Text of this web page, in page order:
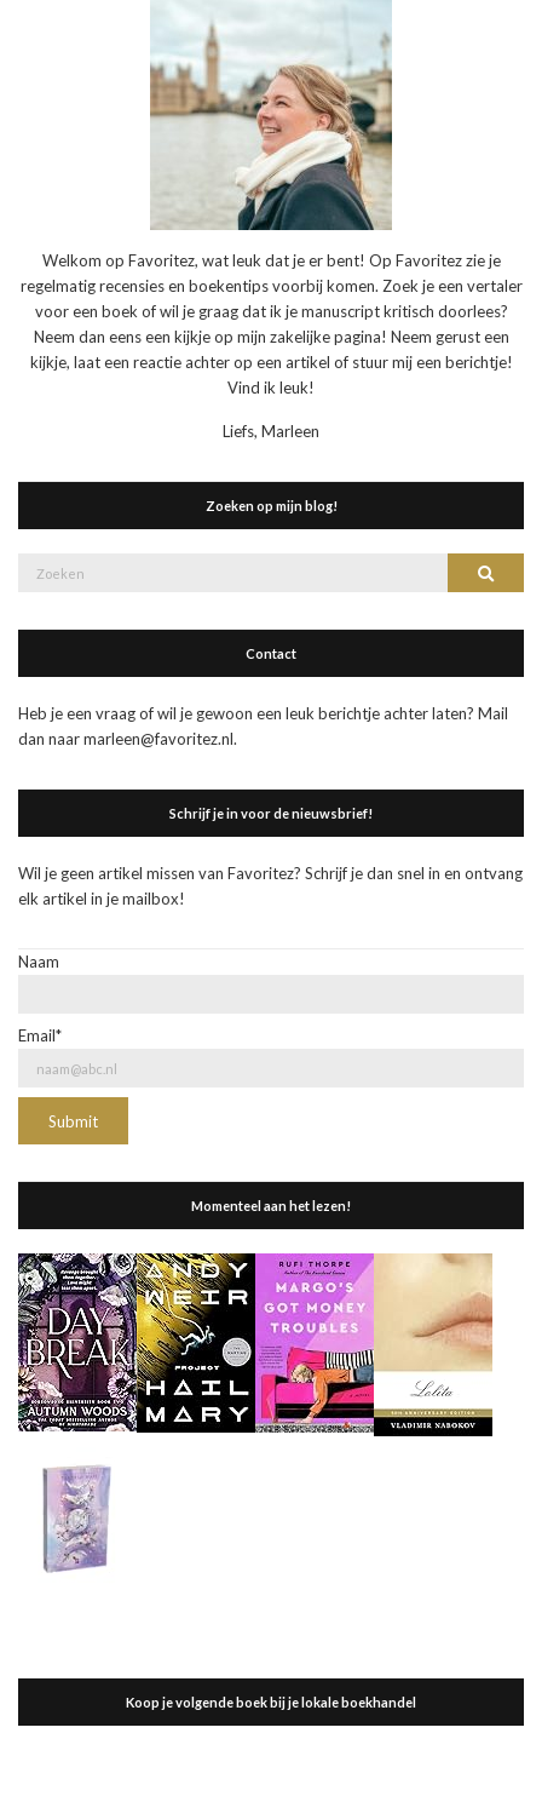
Welkom op Favoritez, wat leuk dat je er bent! Op Favoritez zie je
regelmatig recensies en boekentips voorbij komen. Zoek je een vertaler
voor een boek of wil je graag dat ik je manuscript kritisch doorlees?
Neem dan eens een kijkje op mijn zakelijke pagina! Neem gerust een
kijkje, laat een reactie achter op een artikel of stuur mij een berichtje!
Vind ik leuk!
Liefs, Marleen
Zoeken op mijn blog!
Contact
Heb je een vraag of wil je gewoon een leuk berichtje achter laten? Mail
dan naar marleen@favoritez.nl.
Schrijf je in voor de nieuwsbrief!
Wil je geen artikel missen van Favoritez? Schrijf je dan snel in en ontvang
elk artikel in je mailbox!
Naam
Email*
Momenteel aan het lezen!
Koop je volgende boek bij je lokale boekhandel